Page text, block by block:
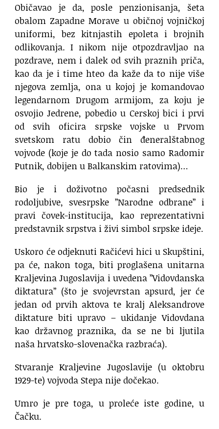
Običavao je da, posle penzionisanja, šeta
obalom Zapadne Morave u običnoj vojničkoj
uniformi, bez kitnjastih epoleta i brojnih
odlikovanja. I nikom nije otpozdravljao na
pozdrave, nem i dalek od svih praznih priča,
kao da je i time hteo da kaže da to nije više
njegova zemlja, ona u kojoj je komandovao
legendarnom Drugom armijom, za koju je
osvojio Jedrene, pobedio u Cerskoj bici i prvi
od svih oficira srpske vojske u Prvom
svetskom ratu dobio čin đeneralštabnog
vojvode (koje je do tada nosio samo Radomir
Putnik, dobijen u Balkanskim ratovima)…
Bio je i doživotno počasni predsednik
rodoljubive, svesrpske ”Narodne odbrane” i
pravi čovek-institucija, kao reprezentativni
predstavnik srpstva i živi simbol srpske ideje.
Uskoro će odjeknuti Račićevi hici u Skupštini,
pa će, nakon toga, biti proglašena unitarna
Kraljevina Jugoslavija i uvedena ”Vidovdanska
diktatura” (što je svojevrstan apsurd, jer će
jedan od prvih aktova te kralj Aleksandrove
diktature biti upravo – ukidanje Vidovdana
kao državnog praznika, da se ne bi ljutila
naša hrvatsko-slovenačka razbraća).
Stvaranje Kraljevine Jugoslavije (u oktobru
1929-te) vojvoda Stepa nije dočekao.
Umro je pre toga, u proleće iste godine, u
Čačku.